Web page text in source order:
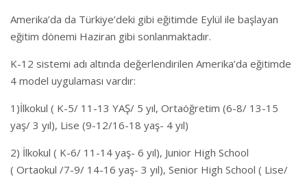
Amerika’da da Türkiye’deki gibi eğitimde Eylül ile başlayan
eğitim dönemi Haziran gibi sonlanmaktadır.
K-12 sistemi adı altında değerlendirilen Amerika’da eğitimde
4 model uygulaması vardır:
1)İlkokul ( K-5/ 11-13 YAŞ/ 5 yıl, Ortaöğretim (6-8/ 13-15
yaş/ 3 yıl), Lise (9-12/16-18 yaş- 4 yıl)
2) İlkokul ( K-6/ 11-14 yaş- 6 yıl), Junior High School
( Ortaokul /7-9/ 14-16 yaş- 3 yıl), Senior High School ( Lise/